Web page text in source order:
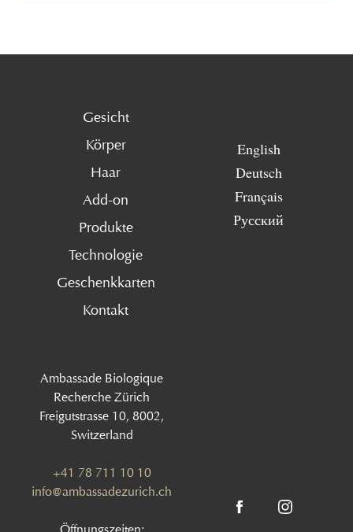
Gesicht
Körper
Haar
Add-on
Produkte
Technologie
Geschenkkarten
Kontakt
English
Deutsch
Français
Русский
Ambassade Biologique
Recherche Zürich
Freigutstrasse 10, 8002,
Switzerland
+41 78 711 10 10
info@ambassadezurich.ch